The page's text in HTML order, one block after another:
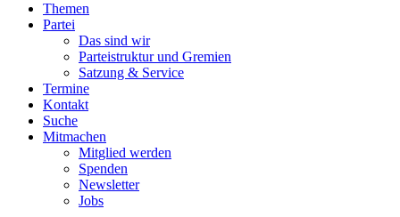
Themen
Partei
Das sind wir
Parteistruktur und Gremien
Satzung & Service
Termine
Kontakt
Suche
Mitmachen
Mitglied werden
Spenden
Newsletter
Jobs